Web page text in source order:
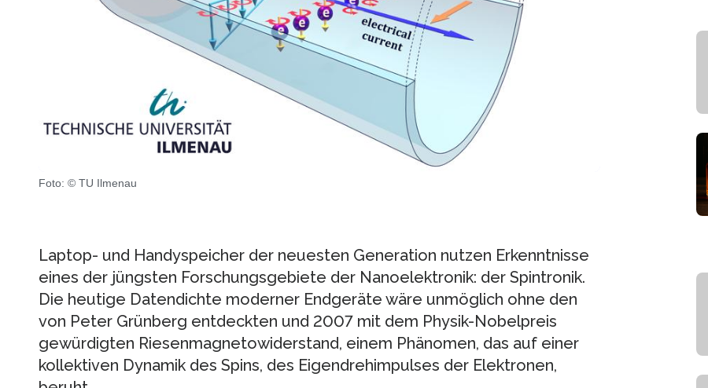
Foto: © TU Ilmenau
Laptop- und Handyspeicher der neuesten Generation nutzen Erkenntnisse
eines der jüngsten Forschungsgebiete der Nanoelektronik: der Spintronik.
Die heutige Datendichte moderner Endgeräte wäre unmöglich ohne den
von Peter Grünberg entdeckten und 2007 mit dem Physik-Nobelpreis
gewürdigten Riesenmagnetowiderstand, einem Phänomen, das auf einer
kollektiven Dynamik des Spins, des Eigendrehimpulses der Elektronen,